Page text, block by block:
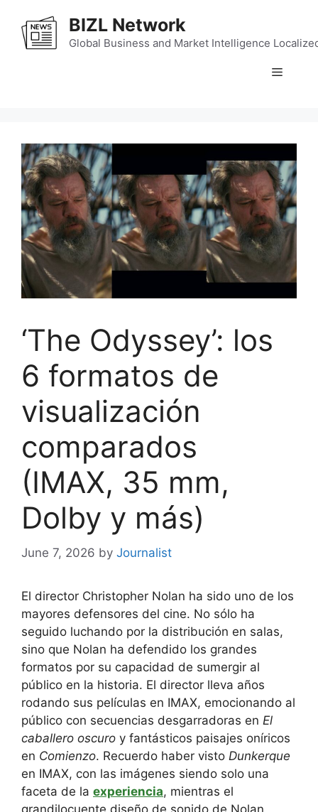
content
BIZL Network
Global Business and Market Intelligence
Menu
‘The Odyssey’: los
6 formatos de
visualización
comparados
(IMAX, 35 mm,
Dolby y más)
June 7, 2026 by Journalist
El director Christopher Nolan ha sido uno de los
mayores defensores del cine. No sólo ha
seguido luchando por la distribución en salas,
sino que Nolan ha defendido los grandes
formatos por su capacidad de sumergir al
público en la historia. El director lleva años
rodando sus películas en IMAX, emocionando al
público con secuencias desgarradoras en El
caballero oscuro y fantásticos paisajes oníricos
en Comienzo. Recuerdo haber visto Dunkerque
en IMAX, con las imágenes siendo solo una
faceta de la experiencia, mientras el
grandilocuente diseño de sonido de Nolan